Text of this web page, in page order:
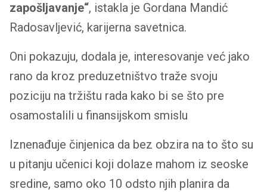
zapošljavanje“, istakla je Gordana Mandić
Radosavljević, karijerna savetnica.
Oni pokazuju, dodala je, interesovanje već jako
rano da kroz preduzetništvo traže svoju
poziciju na tržištu rada kako bi se što pre
osamostalili u finansijskom smislu
Iznenađuje činjenica da bez obzira na to što su
u pitanju učenici koji dolaze mahom iz seoske
sredine, samo oko 10 odsto njih planira da